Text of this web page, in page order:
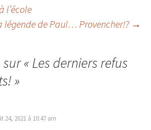
l’école
légende de Paul… Provencher!? →
« Les derniers refus
»
24, 2021 à 10:47 am